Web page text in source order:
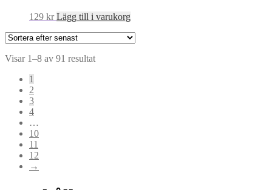
129 kr Lägg till i varukorg
Visar 1–8 av 91 resultatSortera
1
2
3
4
…
10
11
12
→